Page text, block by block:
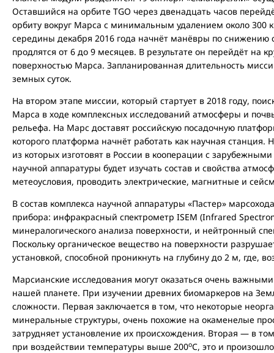
Оставшийся на орбите TGO через двенадцать часов
орбиту вокруг Марса с минимальным удалением около
середины декабря 2016 года начнёт манёвры по
продлятся от 6 до 9 месяцев. В результате он перейдёт на
поверхностью Марса. Запланированная длительность
земных суток.
На втором этапе миссии, который стартует в 2018 году,
Марса в ходе комплексных исследований атмосферы и
рельефа. На Марс доставят российскую посадочную
которого платформа начнёт работать как научная станция.
из которых изготовят в России в кооперации с
научной аппаратуры будет изучать состав и свойства
метеоусловия, проводить электрические, магнитные и
В состав комплекса научной аппаратуры «Пастер»
прибора: инфракрасный спектрометр ISEM (Infrared
минералогического анализа поверхности, и нейтронный
Поскольку органическое вещество на поверхности
установкой, способной проникнуть на глубину до 2 м, где,
Марсианские исследования могут оказаться очень
нашей планете. При изучении древних биомаркеров на
сложности. Первая заключается в том, что некоторые
минеральные структуры, очень похожие на окаменелые
затрудняет установление их происхождения. Вторая — в
при воздействии температуры выше 200оC, это и